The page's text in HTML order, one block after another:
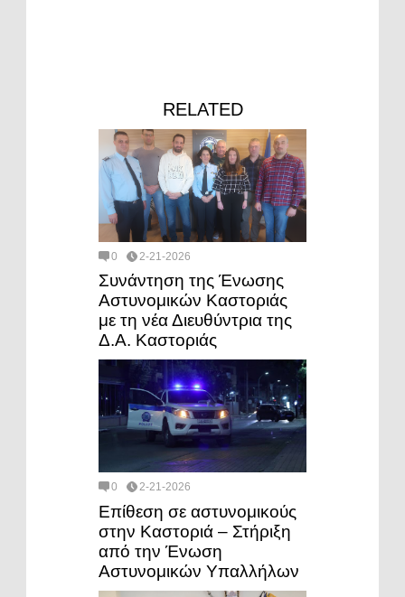
RELATED
0 2-21-2026
Συνάντηση της Ένωσης
Αστυνομικών Καστοριάς
με τη νέα Διευθύντρια της
Δ.Α. Καστοριάς
0 2-21-2026
Επίθεση σε αστυνομικούς
στην Καστοριά – Στήριξη
από την Ένωση
Αστυνομικών Υπαλλήλων